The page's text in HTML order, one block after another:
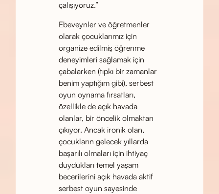
çalışıyoruz.”
Ebeveynler ve öğretmenler
olarak çocuklarımız için
organize edilmiş öğrenme
deneyimleri sağlamak için
çabalarken (tıpkı bir zamanlar
benim yaptığım gibi), serbest
oyun oynama fırsatları,
özellikle de açık havada
olanlar, bir öncelik olmaktan
çıkıyor. Ancak ironik olan,
çocukların gelecek yıllarda
başarılı olmaları için ihtiyaç
duydukları temel yaşam
becerilerini açık havada aktif
serbest oyun sayesinde